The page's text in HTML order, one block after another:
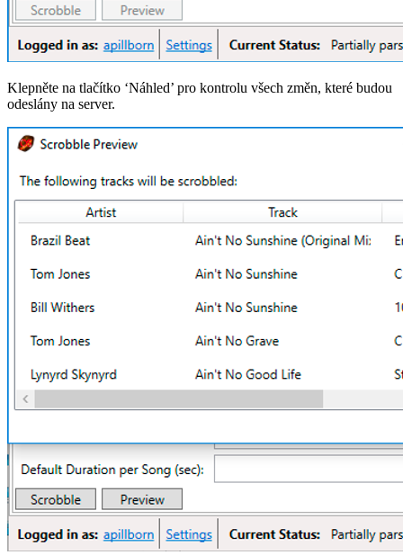
Klepněte na tlačítko ‘Náhled’ pro kontrolu všech změn, které budou
odeslány na server.